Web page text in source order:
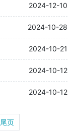
2024-12-10
2024-10-28
2024-10-21
2024-10-12
2024-10-12
尾页